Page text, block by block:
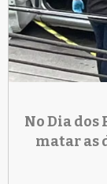
No Dia dos
matar as